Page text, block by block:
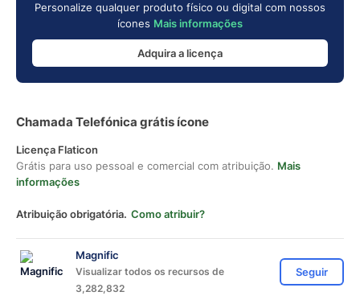
Personalize qualquer produto físico ou digital com nossos
ícones Mais informações
Adquira a licença
Chamada Telefónica grátis ícone
Licença Flaticon
Grátis para uso pessoal e comercial com atribuição. Mais
informações
Atribuição obrigatória. Como atribuir?
Magnific
Visualizar todos os recursos de
3,282,832
Seguir